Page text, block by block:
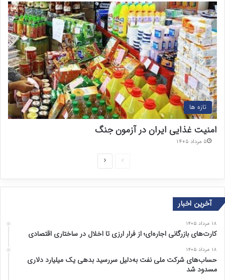
تازه ها
امنیت غذایی ایران در آزمون جنگ
۵ مرداد ۱۴۰۵
ح
ب
ی
ح
ع
ی
آخرین اخبار
۱۸ مرداد ۱۴۰۵
کارت‌های بازرگانی اجاره‌ای؛ از فرار ارزی تا اخلال در ساختاری اقتصادی
۱۸ مرداد ۱۴۰۵
حساب‌های شرکت ملی نفت به‌دلیل سررسید بدهی یک میلیارد دلاری
مسدود شد